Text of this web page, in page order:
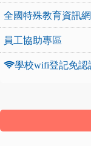
全國特殊教育資訊網
員工協助專區
學校wifi登記免認